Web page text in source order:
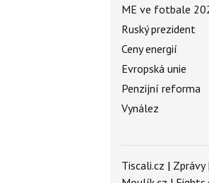
ME ve fotbale
Ruský prezident
Ceny energií
Evropská unie
Penzijní reforma
Vynález
Tiscali.cz | Zprávy|